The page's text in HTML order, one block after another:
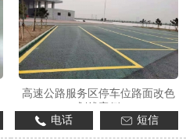
高速公路服务区停车位路面改色
电话
短信